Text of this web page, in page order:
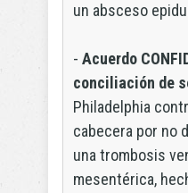
un absceso
- Acuerdo
conciliación de
Philadelphia
cabecera por no
una trombosis
mesentérica,